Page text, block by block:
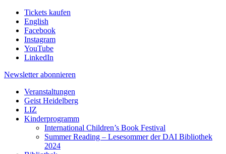
Tickets kaufen
English
Facebook
Instagram
YouTube
LinkedIn
Newsletter abonnieren
Veranstaltungen
Geist Heidelberg
LIZ
Kinderprogramm
International Children’s Book Festival
Summer Reading – Lesesommer der DAI Bibliothek
2024